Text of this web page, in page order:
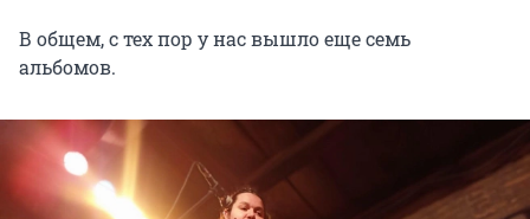
В общем, с тех пор у нас вышло еще семь
альбомов.